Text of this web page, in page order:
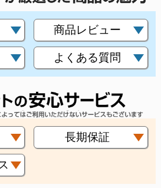
商品レビュー
よくある質問
長期保証